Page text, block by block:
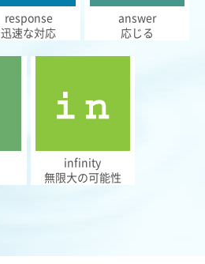
response
迅速な対応
answer
応じる
infinity
無限大の可能性